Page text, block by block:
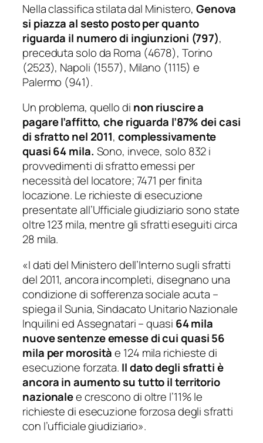
Nella classifica stilata dal Ministero, Genova
si piazza al sesto posto per quanto
riguarda il numero di ingiunzioni (797),
preceduta solo da Roma (4678), Torino
(2523), Napoli (1557), Milano (1115) e
Palermo (941).
Un problema, quello di non riuscire a
pagare l’affitto, che riguarda l’87% dei casi
di sfrattonel 2011, complessivamente
quasi 64 mila. Sono, invece, solo 832 i
provvedimenti di sfratto emessi per
necessità del locatore; 7471 per finita
locazione. Le richieste di esecuzione
presentate all’Ufficiale giudiziario sono state
oltre 123 mila, mentre gli sfratti eseguiti circa
28 mila.
«I dati del Ministero dell’Interno sugli sfratti
del 2011, ancora incompleti, disegnano una
condizione di sofferenza sociale acuta –
spiega il Sunia, Sindacato Unitario Nazionale
Inquilini ed Assegnatari –quasi 64 mila
nuove sentenze emesse di cui quasi 56
mila per morositàe 124 mila richieste di
esecuzione forzata. Il dato degli sfratti è
ancora in aumento su tutto il territorio
nazionalee crescono di oltre l’11% le
richieste di esecuzione forzosa degli sfratti
con l’ufficiale giudiziario».